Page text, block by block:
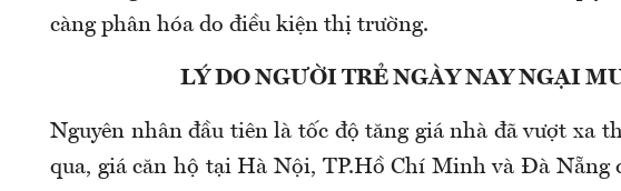
càng phân hóa do điều kiện thị trường.
LÝ DO NGƯỜI TRẺ NGÀY NAY NGẠI
Nguyên nhân đầu tiên là tốc độ tăng giá nhà đã vượt xa
qua, giá căn hộ tại Hà Nội, TP.Hồ Chí Minh và Đà Nẵng